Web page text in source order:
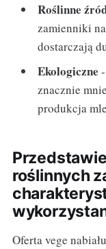
Roślinne
zamienniki
dostarczają
Ekologiczne
znacznie
produkcja
roślinnych
Oferta vege